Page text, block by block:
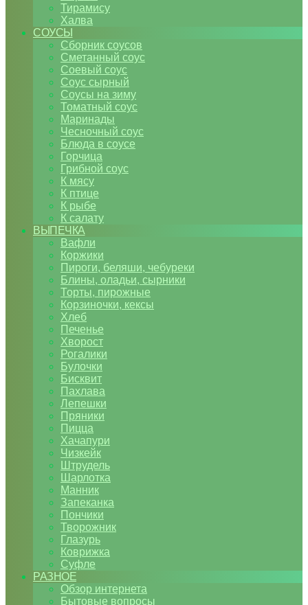
Тирамису
Халва
СОУСЫ
Сборник соусов
Сметанный соус
Соевый соус
Соус сырный
Соусы на зиму
Томатный соус
Маринады
Чесночный соус
Блюда в соусе
Горчица
Грибной соус
К мясу
К птице
К рыбе
К салату
ВЫПЕЧКА
Вафли
Коржики
Пироги, беляши, чебуреки
Блины, оладьи, сырники
Торты, пирожные
Корзиночки, кексы
Хлеб
Печенье
Хворост
Рогалики
Булочки
Бисквит
Пахлава
Лепешки
Пряники
Пицца
Хачапури
Чизкейк
Штрудель
Шарлотка
Манник
Запеканка
Пончики
Творожник
Глазурь
Коврижка
Суфле
РАЗНОЕ
Обзор интернета
Бытовые вопросы